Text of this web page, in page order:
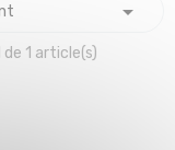

1 article(s)